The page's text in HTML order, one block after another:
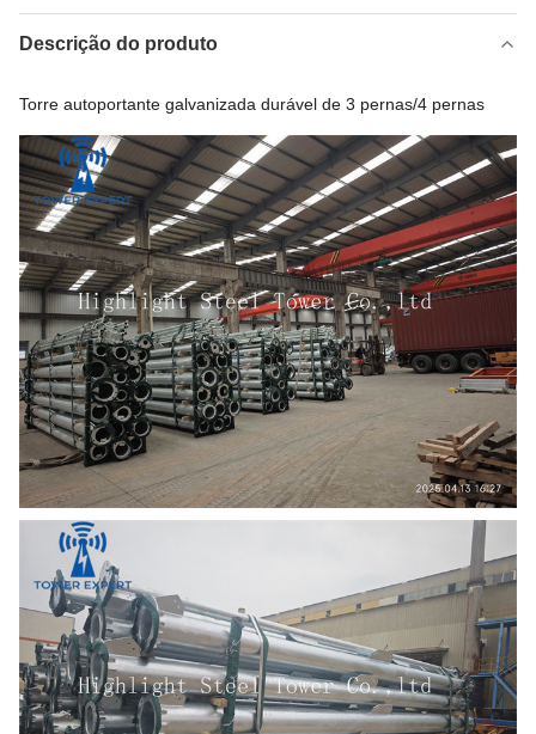
Descrição do produto
Torre autoportante galvanizada durável de 3 pernas/4 pernas